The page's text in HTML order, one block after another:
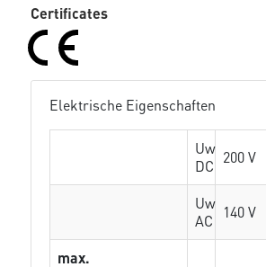
Certificates
Elektrische Eigenschaften
Uw
DC 200 V
Uw
AC
140 V
max.